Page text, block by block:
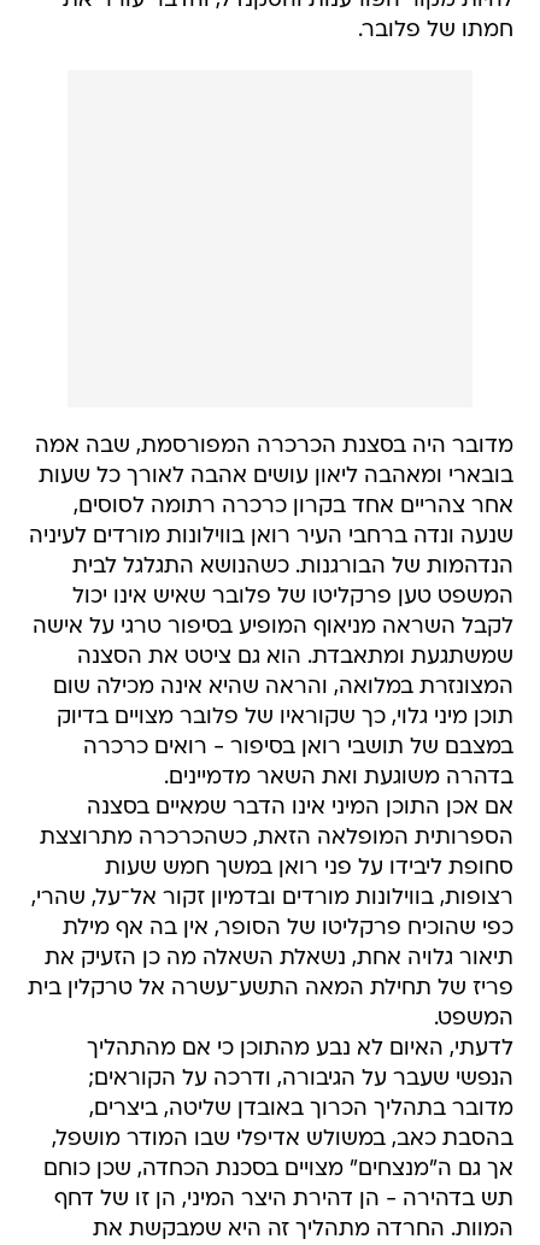
חמתו של פלובר.
מדובר היה בסצנת הכרכרה המפורסמת, שבה אמה
בובארי ומאהבה ליאון עושים אהבה לאורך כל שעות
אחר צהריים אחד בקרון כרכרה רתומה לסוסים,
שנעה ונדה ברחבי העיר רואן בווילונות מורדים לעיניה
הנדהמות של הבורגנות. כשהנושא התגלגל לבית
המשפט טען פרקליטו של פלובר שאיש אינו יכול
לקבל השראה מניאוף המופיע בסיפור טרגי על אישה
שמשתגעת ומתאבדת. הוא גם ציטט את הסצנה
המצונזרת במלואה, והראה שהיא אינה מכילה שום
תוכן מיני גלוי, כך שקוראיו של פלובר מצויים בדיוק
במצבם של תושבי רואן בסיפור - רואים כרכרה
בדהרה משוגעת ואת השאר מדמיינים.
אם אכן התוכן המיני אינו הדבר שמאיים בסצנה
הספרותית המופלאה הזאת, כשהכרכרה מתרוצצת
סחופת ליבידו על פני רואן במשך חמש שעות
רצופות, בווילונות מורדים ובדמיון זקור אל־על, שהרי,
כפי שהוכיח פרקליטו של הסופר, אין בה אף מילת
תיאור גלויה אחת, נשאלת השאלה מה כן הזעיק את
פריז של תחילת המאה התשע־עשרה אל טרקלין בית
המשפט.
לדעתי, האיום לא נבע מהתוכן כי אם מהתהליך
הנפשי שעבר על הגיבורה, ודרכה על הקוראים;
מדובר בתהליך הכרוך באובדן שליטה, ביצרים,
בהסבת כאב, במשולש אדיפלי שבו המודר מושפל,
אך גם ה"מנצחים" מצויים בסכנת הכחדה, שכן כוחם
תש בדהירה - הן דהירת היצר המיני, הן זו של דחף
המוות. החרדה מתהליך זה היא שמבקשת את